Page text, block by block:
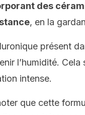
des
, en la
présent
l’humidité.
intense.
que cette